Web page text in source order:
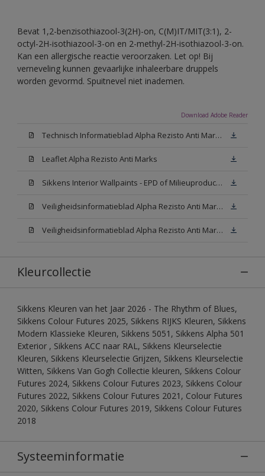
Bevat 1,2-benzisothiazool-3(2H)-on, C(M)IT/MIT(3:1), 2-
octyl-2H-isothiazool-3-on en 2-methyl-2H-isothiazool-3-on.
Kan een allergische reactie veroorzaken. Let op! Bij
verneveling kunnen gevaarlijke inhaleerbare druppels
worden gevormd. Spuitnevel niet inademen.
Download Adobe Reader
Technisch Informatieblad Alpha Rezisto Anti Marks (PDF)
Leaflet Alpha Rezisto Anti Marks
Sikkens Interior Wallpaints - EPD of Milieuproductverklaring
Veiligheidsinformatieblad Alpha Rezisto Anti Marks Mat White W05 (MSDS)
Veiligheidsinformatieblad Alpha Rezisto Anti Marks Mat N00 (MSDS)
Kleurcollectie
Sikkens Kleuren van het Jaar 2026 - The Rhythm of Blues,
Sikkens Colour Futures 2025, Sikkens RIJKS Kleuren, Sikkens
Modern Klassieke Kleuren, Sikkens 5051, Sikkens Alpha 501
Exterior , Sikkens ACC naar RAL, Sikkens Kleurselectie
Kleuren, Sikkens Kleurselectie Grijzen, Sikkens Kleurselectie
Witten, Sikkens Van Gogh Collectie kleuren, Sikkens Colour
Futures 2024, Sikkens Colour Futures 2023, Sikkens Colour
Futures 2022, Sikkens Colour Futures 2021, Colour Futures
2020, Sikkens Colour Futures 2019, Sikkens Colour Futures
2018
Systeeminformatie